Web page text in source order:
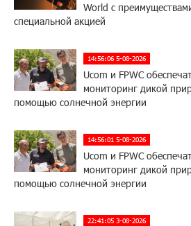
World с
специальной акцией
14:56:06 5-08-2026
Ucom и FPWC
мониторинг дикой
помощью солнечной энергии
14:56:01 5-08-2026
Ucom и FPWC
мониторинг дикой
помощью солнечной энергии
22:41:05 3-08-2026